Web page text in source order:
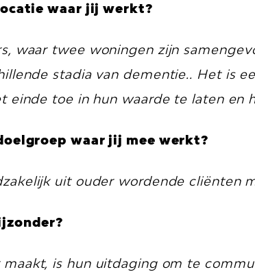
waar jij werkt?
waar twee woningen zijn
stadia van dementie.. Het is
einde toe in hun waarde te laten en
waar jij mee werkt?
uit ouder wordende cliënten
is hun uitdaging om te